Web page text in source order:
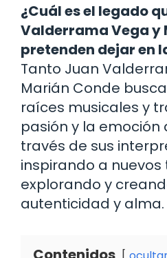
¿Cuál es el legado
Valderrama Vega y
pretenden dejar en
Tanto Juan
Marián Conde
raíces musicales y
pasión y la emoción
través de sus
inspirando a
explorando y
autenticidad y alma.